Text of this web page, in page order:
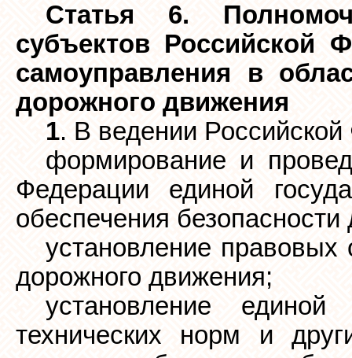
Статья 6.
субъектов Российской
самоуправления в
дорожного движения
1. В ведении
формирование и
Федерации единой
обеспечения
установление правовых
дорожного движения;
установление
технических норм и